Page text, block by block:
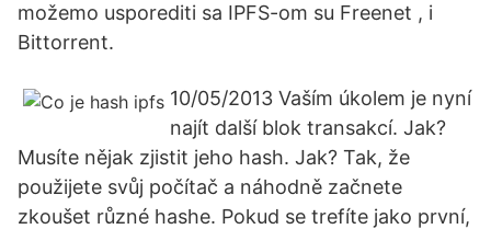
možemo usporediti sa IPFS-om su Freenet , i
Bittorrent.
10/05/2013 Vaším úkolem je nyní
najít další blok transakcí. Jak?
Musíte nějak zjistit jeho hash. Jak? Tak, že
použijete svůj počítač a náhodně začnete
zkoušet různé hashe. Pokud se trefíte jako první,